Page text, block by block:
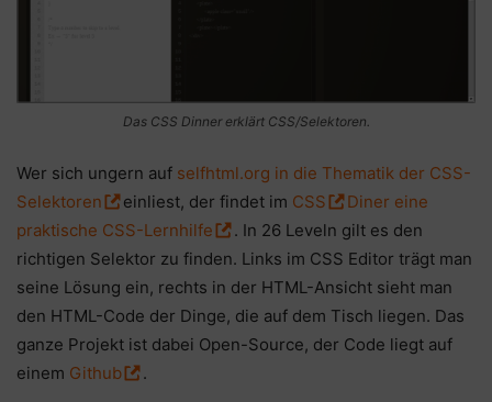
Das CSS Dinner erklärt CSS/Selektoren.
Wer sich ungern auf selfhtml.org in die Thematik der CSS-
Selektoren
einliest, der findet im CSS
Diner eine
praktische CSS-Lernhilfe
. In 26 Leveln gilt es den
richtigen Selektor zu finden. Links im CSS Editor trägt man
seine Lösung ein, rechts in der HTML-Ansicht sieht man
den HTML-Code der Dinge, die auf dem Tisch liegen. Das
ganze Projekt ist dabei Open-Source, der Code liegt auf
einem Github .